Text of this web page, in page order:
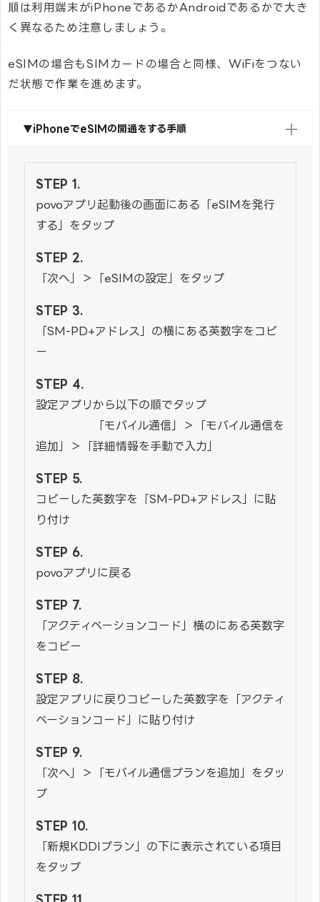
順は利用端末がiPhoneであるかAndroidであるかで大き
く異なるため注意しましょう。
eSIMの場合もSIMカードの場合と同様、WiFiをつない
だ状態で作業を進めます。
▼iPhoneでeSIMの開通をする手順
povoアプリ起動後の画面にある「eSIMを発行
する」をタップ
「次へ」＞「eSIMの設定」をタップ
「SM-PD+アドレス」の横にある英数字をコピ
ー
設定アプリから以下の順でタップ
「モバイル通信」＞「モバイル通信を
追加」＞「詳細情報を手動で入力」
コピーした英数字を「SM-PD+アドレス」に貼
り付け
povoアプリに戻る
「アクティベーションコード」横のにある英数字
をコピー
設定アプリに戻りコピーした英数字を「アクティ
ベーションコード」に貼り付け
「次へ」＞「モバイル通信プランを追加」をタッ
プ
「新規KDDIプラン」の下に表示されている項目
をタップ